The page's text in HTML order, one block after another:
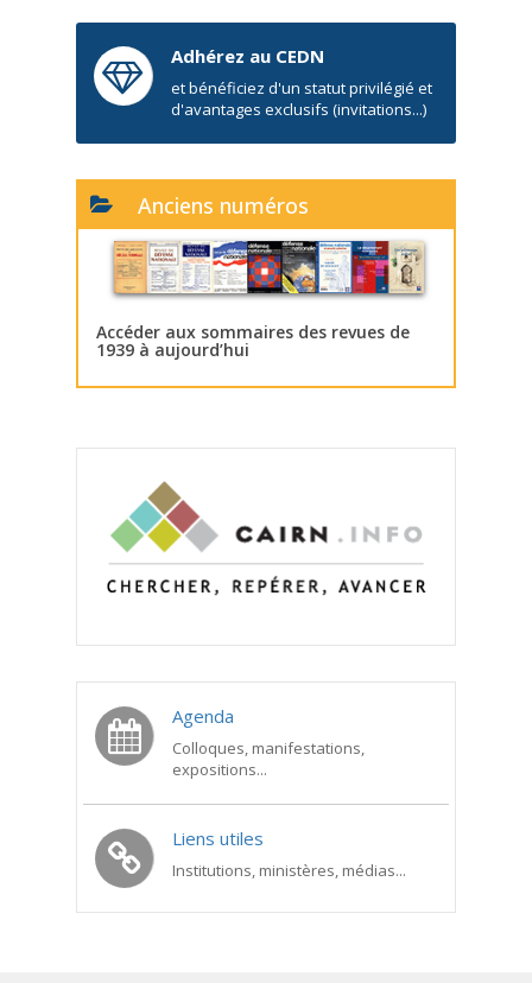
Adhérez au CEDN
et bénéficiez d'un statut privilégié et
d'avantages exclusifs (invitations...)
Anciens numéros
Accéder aux sommaires des revues de
1939 à aujourd’hui
Agenda
Colloques, manifestations,
expositions...
Liens utiles
Institutions, ministères, médias...